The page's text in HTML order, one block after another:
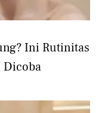
Ini Rutinitas
Dicoba